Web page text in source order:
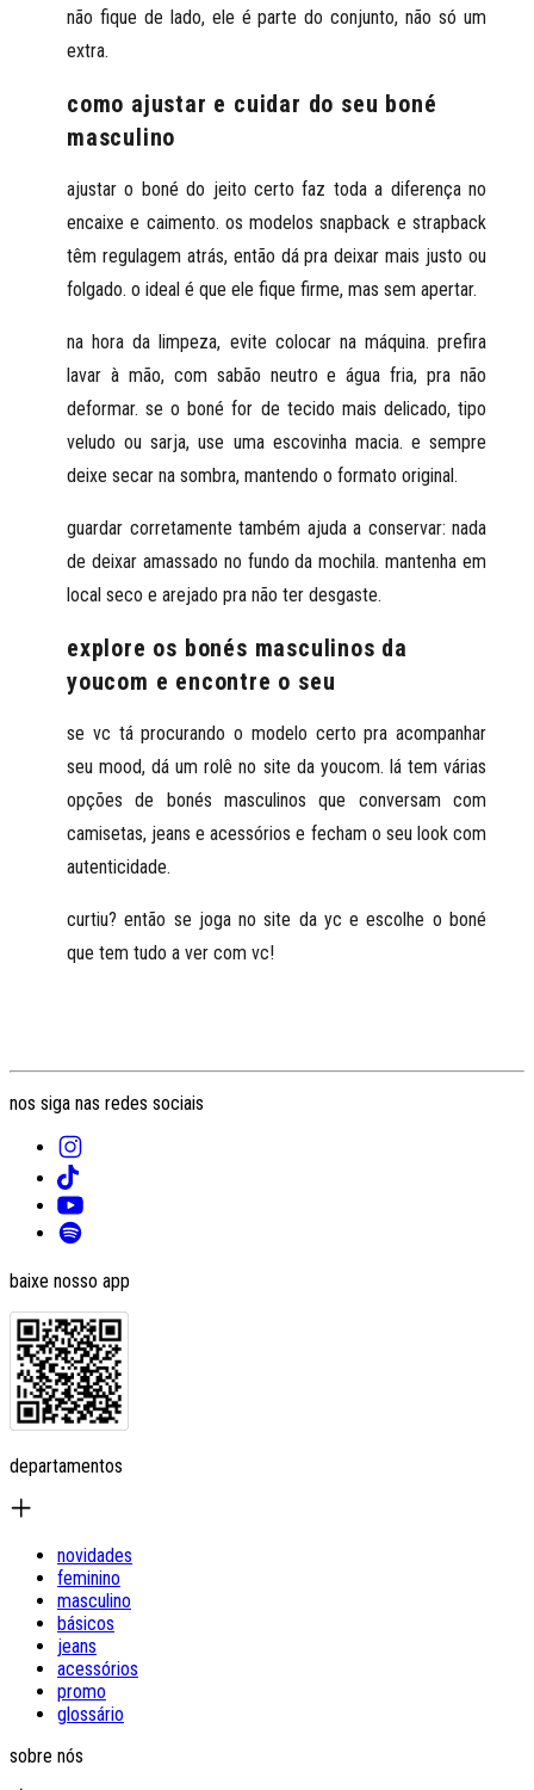
não fique de lado, ele éparte do conjunto, não só um
extra.
como ajustar e cuidar do seu boné
masculino
ajustar o boné do jeito certo faz toda a diferença no
encaixe e caimento. os modelos snapback e strapback
têm regulagem atrás, então dá pra deixar mais justo ou
folgado. o ideal é que ele fique firme, mas sem apertar.
na hora da limpeza, evite colocar na máquina. prefira
lavar à mão, com sabão neutro e água fria, pra não
deformar. se o boné for de tecido mais delicado, tipo
veludo ou sarja, use uma escovinha macia. e sempre
deixe secar na sombra, mantendo o formato original.
guardar corretamente também ajuda a conservar: nada
de deixar amassado no fundo da mochila. mantenha em
local seco e arejado pra não ter desgaste.
explore os bonés masculinos da
youcom e encontre o seu
se vc tá procurando o modelo certo pra acompanhar
seu mood, dá um rolê no site da youcom. lá tem várias
opções de bonés masculinos que conversam com
camisetas, jeans e acessórios e fecham o seu look com
autenticidade.
curtiu? então se joga no site da yc e escolhe o boné
que tem tudo a ver com vc!
nos siga nas redes sociais
baixe nosso app
departamentos
novidades
feminino
masculino
básicos
jeans
acessórios
promo
glossário
sobre nós